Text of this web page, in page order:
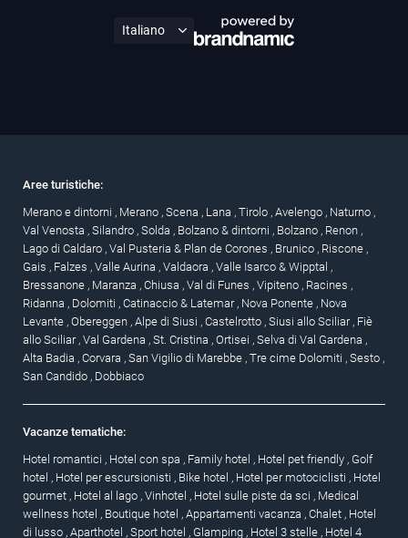
Aree turistiche:
Merano e dintorni , Merano , Scena , Lana , Tirolo , Avelengo , Naturno ,
Val Venosta , Silandro , Solda , Bolzano & dintorni , Bolzano , Renon ,
Lago di Caldaro , Val Pusteria & Plan de Corones , Brunico , Riscone ,
Gais , Falzes , Valle Aurina , Valdaora , Valle Isarco & Wipptal ,
Bressanone , Maranza , Chiusa , Val di Funes , Vipiteno , Racines ,
Ridanna , Dolomiti , Catinaccio & Latemar , Nova Ponente , Nova
Levante , Obereggen , Alpe di Siusi , Castelrotto , Siusi allo Sciliar , Fiè
allo Sciliar , Val Gardena , St. Cristina , Ortisei , Selva di Val Gardena ,
Alta Badia , Corvara , San Vigilio di Marebbe , Tre cime Dolomiti , Sesto ,
San Candido , Dobbiaco
Vacanze tematiche:
Hotel romantici , Hotel con spa , Family hotel , Hotel pet friendly , Golf
hotel , Hotel per escursionisti , Bike hotel , Hotel per motociclisti , Hotel
gourmet , Hotel al lago , Vinhotel , Hotel sulle piste da sci , Medical
wellness hotel , Boutique hotel , Appartamenti vacanza , Chalet , Hotel
di lusso , Aparthotel , Sport hotel , Glamping , Hotel 3 stelle , Hotel 4